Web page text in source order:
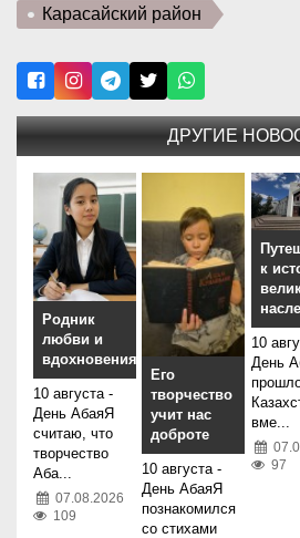
Карасайский район
ДРУГИЕ
Родник
любви и
вдохновения
10 августа -
День АбаяЯ
считаю, что
творчество
Аба...
07.08.2026
109
Его
творчество
учит нас
доброте
10 августа -
День АбаяЯ
познакомился
со стихами
к
10
День
вме...
97